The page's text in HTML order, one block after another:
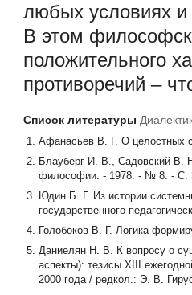
любых условиях
В этом
положительного
противоречий –
Список литературы
Афанасьев В. Г. О целостных
Блауберг И. В., Садовский В.
философии. - 1978. - № 8. - С.
Юдин Б. Г. Из истории
государственного
Голобоков В. Г. Логика
Даниелян Н. В. К вопросу о
аспекты): тезисы XIII
2000 года / редкол.: Э. В.